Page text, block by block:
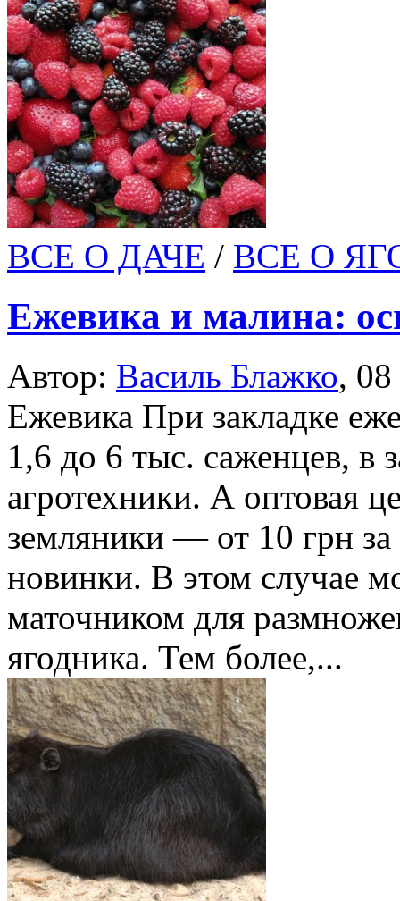
ВСЕ О ДАЧЕ / ВСЕ О
Ежевика и малина:
Автор: Василь Блажко,
Ежевика При закладке
1,6 до 6 тыс. саженцев, в
агротехники. А оптовая
земляники — от 10 грн за
новинки. В этом случае
маточником для
ягодника. Тем более,...